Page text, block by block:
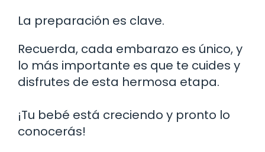
La preparación es clave.
Recuerda, cada embarazo es único, y
lo más importante es que te cuides y
disfrutes de esta hermosa etapa.
¡Tu bebé está creciendo y pronto lo
conocerás!